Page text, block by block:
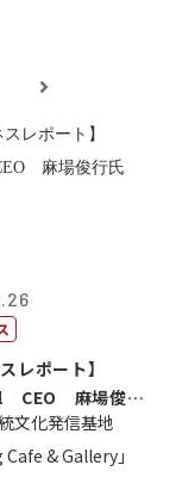
レポート】
CEO 麻場俊行
文化発信基地
Cafe & Gallery」